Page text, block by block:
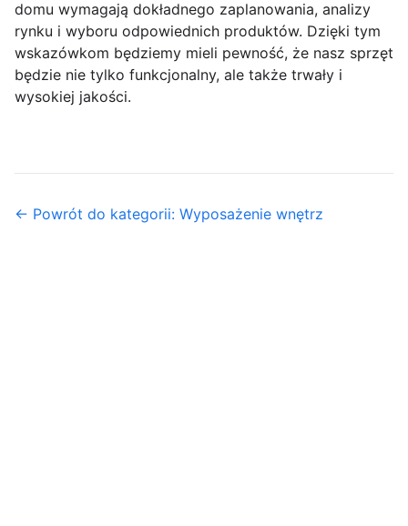
domu wymagają dokładnego zaplanowania, analizy
rynku i wyboru odpowiednich produktów. Dzięki tym
wskazówkom będziemy mieli pewność, że nasz sprzęt
będzie nie tylko funkcjonalny, ale także trwały i
wysokiej jakości.
← Powrót do kategorii: Wyposażenie wnętrz